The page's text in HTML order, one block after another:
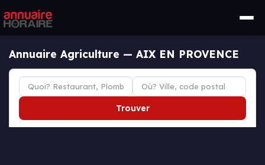
Annuaire Agriculture — AIX EN PROVENCE
Trouver